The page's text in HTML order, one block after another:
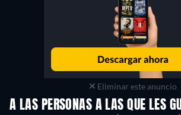
Eliminar este anuncio
A LAS PERSONAS A LAS QUE LES